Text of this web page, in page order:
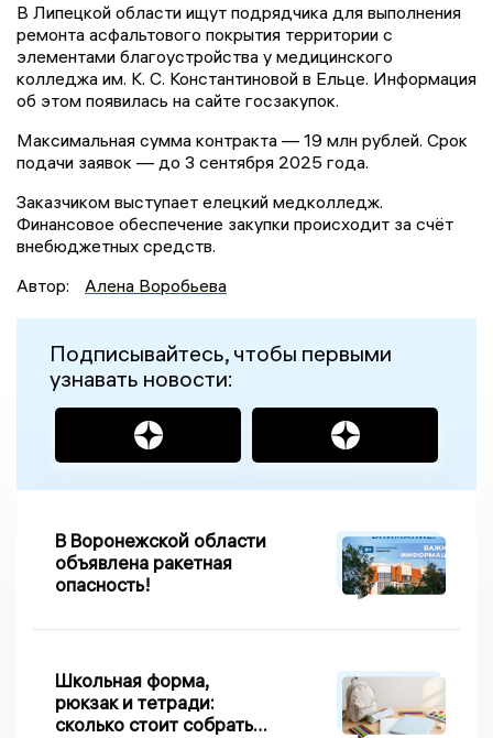
В Липецкой области ищут подрядчика для выполнения
ремонта асфальтового покрытия территории с
элементами благоустройства у медицинского
колледжа им. К. С. Константиновой в Ельце. Информация
об этом появилась на сайте госзакупок.
Максимальная сумма контракта — 19 млн рублей. Срок
подачи заявок — до 3 сентября 2025 года.
Заказчиком выступает елецкий медколледж.
Финансовое обеспечение закупки происходит за счёт
внебюджетных средств.
Автор:
Алена Воробьева
Подписывайтесь, чтобы первыми
узнавать новости:
В Воронежской области
объявлена ракетная
опасность!
Школьная форма,
рюкзак и тетради:
сколько стоит собрать